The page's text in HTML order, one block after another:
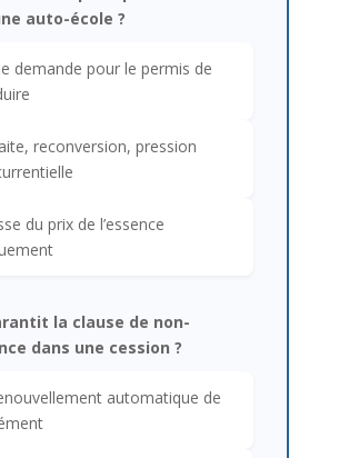
auto-école ?
demande pour le permis de
reconversion, pression
du prix de l’essence
la clause de non-
dans une cession ?
automatique de